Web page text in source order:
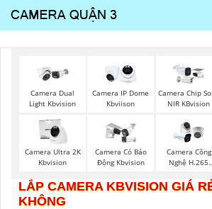
Camera Dual
Light Kbvision
Camera IP Dome
Kbviison
Camera Chip
NIR KBvision
Camera Ultra 2K
Kbvision
Camera Có Báo
Động Kbvision
Camera Công
Nghệ H.265
LẮP CAMERA KBVISION GIÁ
KHÔNG